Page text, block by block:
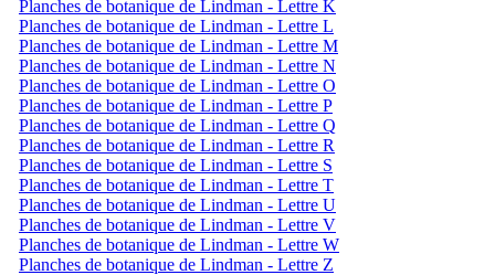
Planches de botanique de Lindman - Lettre K
Planches de botanique de Lindman - Lettre L
Planches de botanique de Lindman - Lettre M
Planches de botanique de Lindman - Lettre N
Planches de botanique de Lindman - Lettre O
Planches de botanique de Lindman - Lettre P
Planches de botanique de Lindman - Lettre Q
Planches de botanique de Lindman - Lettre R
Planches de botanique de Lindman - Lettre S
Planches de botanique de Lindman - Lettre T
Planches de botanique de Lindman - Lettre U
Planches de botanique de Lindman - Lettre V
Planches de botanique de Lindman - Lettre W
Planches de botanique de Lindman - Lettre Z